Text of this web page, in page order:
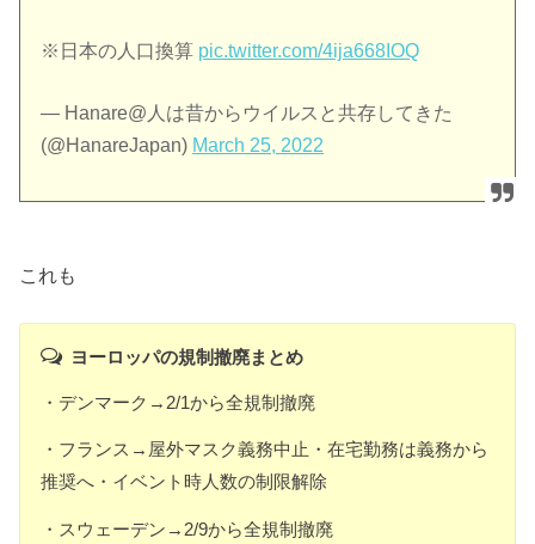
※日本の人口換算 pic.twitter.com/4ija668IOQ
— Hanare@人は昔からウイルスと共存してきた
(@HanareJapan) March 25, 2022
これも
ヨーロッパの規制撤廃まとめ
・デンマーク→2/1から全規制撤廃
・フランス→屋外マスク義務中止・在宅勤務は義務から
推奨へ・イベント時人数の制限解除
・スウェーデン→2/9から全規制撤廃